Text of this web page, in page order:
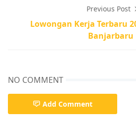
Previous Post
Lowongan Kerja Terbaru
Banjarbaru
NO COMMENT
Add Comment